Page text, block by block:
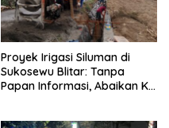
Proyek Irigasi Siluman di
Sukosewu Blitar: Tanpa
Papan Informasi, Abaikan K3,